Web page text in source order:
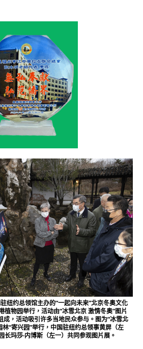
纽约总领馆主办的“一起向未来”北京冬奥文化
植物园举行，活动由“冰雪北京 激情冬奥”图片
成，活动吸引许多当地民众参与。图为“冰雪北
“寄兴园”举行，中国驻纽约总领事黄屏（左
长玛莎·内博斯（左一）共同参观图片展。